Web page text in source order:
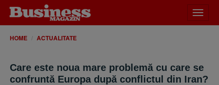
meniu
HOME ACTUALITATE
Care este noua mare problemă cu care se
confruntă Europa după conflictul din Iran?